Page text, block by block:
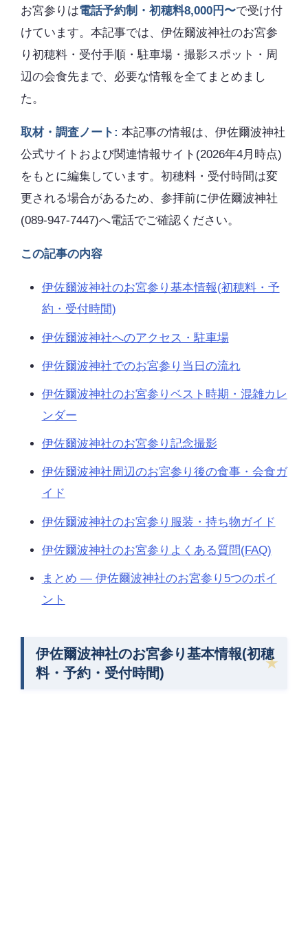
お宮参りは電話予約制・初穂料8,000円〜で受け付
けています。本記事では、伊佐爾波神社のお宮参
り初穂料・受付手順・駐車場・撮影スポット・周
辺の会食先まで、必要な情報を全てまとめまし
た。
取材・調査ノート: 本記事の情報は、伊佐爾波神社
公式サイトおよび関連情報サイト(2026年4月時点)
をもとに編集しています。初穂料・受付時間は変
更される場合があるため、参拝前に伊佐爾波神社
(089-947-7447)へ電話でご確認ください。
この記事の内容
伊佐爾波神社のお宮参り基本情報(初穂料・予
約・受付時間)
伊佐爾波神社へのアクセス・駐車場
伊佐爾波神社でのお宮参り当日の流れ
伊佐爾波神社のお宮参りベスト時期・混雑カレ
ンダー
伊佐爾波神社のお宮参り記念撮影
伊佐爾波神社周辺のお宮参り後の食事・会食ガ
イド
伊佐爾波神社のお宮参り服装・持ち物ガイド
伊佐爾波神社のお宮参りよくある質問(FAQ)
まとめ — 伊佐爾波神社のお宮参り5つのポイ
ント
伊佐爾波神社のお宮参り基本情報(初穂
料・予約・受付時間)